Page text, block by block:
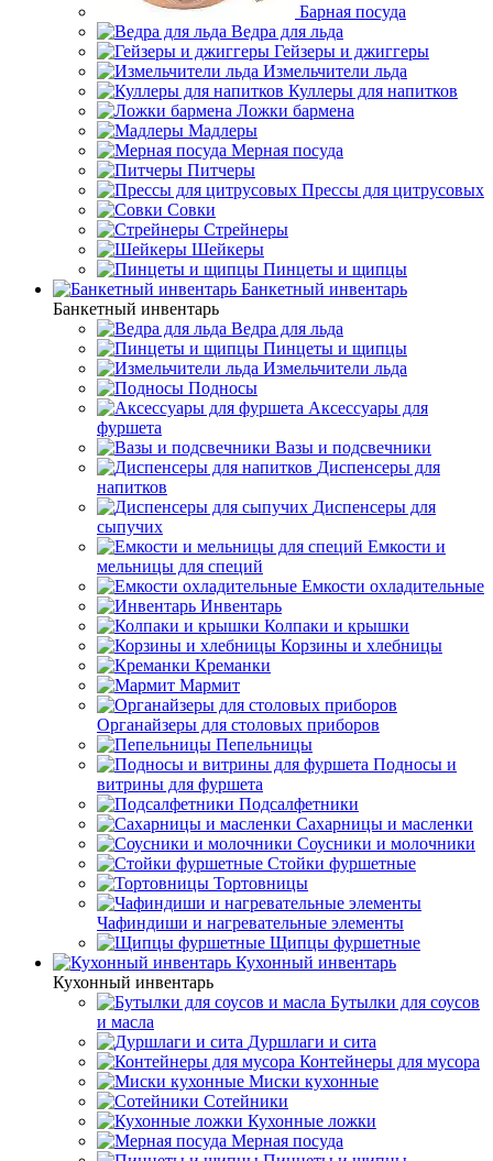
Барная посуда
Ведра для льда
Гейзеры и джиггеры
Измельчители льда
Куллеры для напитков
Ложки бармена
Мадлеры
Мерная посуда
Питчеры
Прессы для цитрусовых
Совки
Стрейнеры
Шейкеры
Пинцеты и щипцы
Банкетный инвентарь
Банкетный инвентарь
Ведра для льда
Пинцеты и щипцы
Измельчители льда
Подносы
Аксессуары для
фуршета
Вазы и подсвечники
Диспенсеры для
напитков
Диспенсеры для
сыпучих
Емкости и
мельницы для специй
Емкости охладительные
Инвентарь
Колпаки и крышки
Корзины и хлебницы
Креманки
Мармит
Органайзеры для столовых приборов
Пепельницы
Подносы и
витрины для фуршета
Подсалфетники
Сахарницы и масленки
Соусники и молочники
Стойки фуршетные
Тортовницы
Чафиндиши и нагревательные элементы
Щипцы фуршетные
Кухонный инвентарь
Кухонный инвентарь
Бутылки для соусов
и масла
Дуршлаги и сита
Контейнеры для мусора
Миски кухонные
Сотейники
Кухонные ложки
Мерная посуда